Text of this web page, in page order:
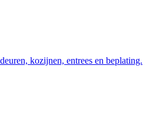
kozijnen, entrees en beplating.